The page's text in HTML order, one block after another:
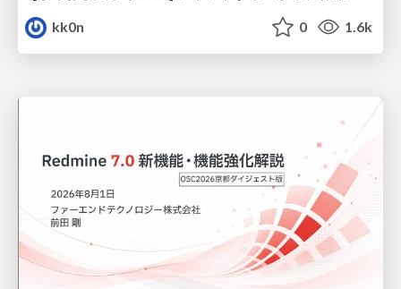
kk0n
0 1.6k